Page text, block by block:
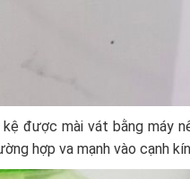
được mài vát bằng máy
hợp va mạnh vào cạnh